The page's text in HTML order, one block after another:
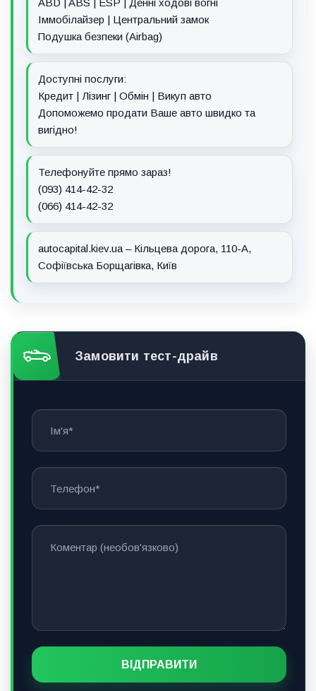
ABD | ABS | ESP | Денні ходові вогні
Іммобілайзер | Центральний замок
Подушка безпеки (Airbag)
Доступні послуги:
Кредит | Лізинг | Обмін | Викуп авто
Допоможемо продати Ваше авто швидко та
вигідно!
Телефонуйте прямо зараз!
(093) 414-42-32
(066) 414-42-32
autocapital.kiev.ua – Кільцева дорога, 110-А,
Софіївська Борщагівка, Київ
Замовити тест-драйв